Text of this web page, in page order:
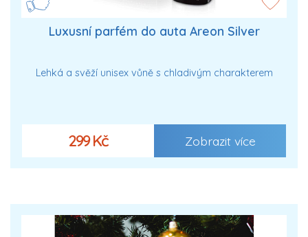
Luxusní parfém do auta Areon Silver
Lehká a svěží unisex vůně s chladivým charakterem
299 Kč Zobrazit více